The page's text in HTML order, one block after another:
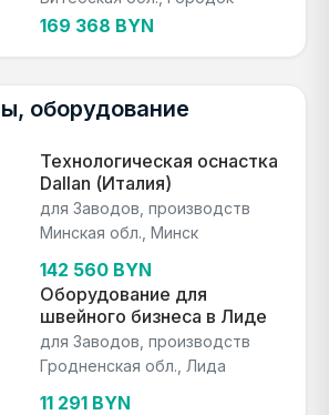
169 368 BYN
оборудование
Технологическая оснастка
Dallan (Италия)
для Заводов, производств
Минская обл., Минск
142 560 BYN
Оборудование для
швейного бизнеса в Лиде
для Заводов, производств
Гродненская обл., Лида
11 291 BYN